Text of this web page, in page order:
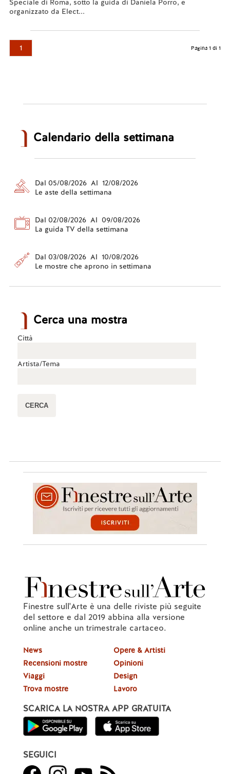
Speciale di Roma, sotto la guida di Daniela Porro, e
organizzato da Elect...
1 Pagina 1 di 1
Calendario della settimana
Dal 05/08/2026 Al 12/08/2026
Le aste della settimana
Dal 02/08/2026 Al 09/08/2026
La guida TV della settimana
Dal 03/08/2026 Al 10/08/2026
Le mostre che aprono in settimana
Cerca una mostra
Città
Artista/Tema
Finestre sull'Arte è una delle riviste più seguite
del settore e dal 2019 abbina alla versione
online anche un trimestrale cartaceo.
News
Recensioni mostre
Viaggi
Trova mostre
Opere & Artisti
Opinioni
Design
Lavoro
SCARICA LA NOSTRA APP GRATUITA
SEGUICI